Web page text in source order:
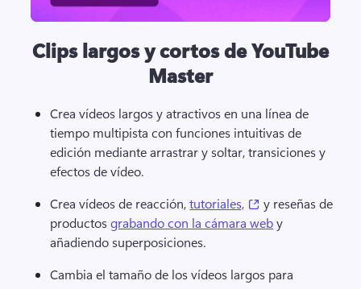
Clips largos y cortos de YouTube
Master
Crea vídeos largos y atractivos en una línea de
tiempo multipista con funciones intuitivas de
edición mediante arrastrar y soltar, transiciones y
efectos de vídeo.
Crea vídeos de reacción, tutoriales, (opens in a new
y reseñas de
productos grabando con la cámara web y
añadiendo superposiciones.
Cambia el tamaño de los vídeos largos para